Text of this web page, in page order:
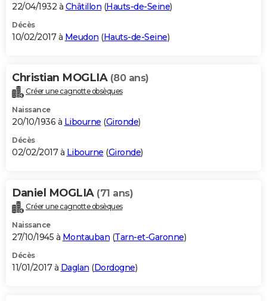
22/04/1932 à Châtillon (Hauts-de-Seine)
Décès
10/02/2017 à Meudon (Hauts-de-Seine)
Christian MOGLIA (80 ans)
Créer une cagnotte obsèques
Naissance
20/10/1936 à Libourne (Gironde)
Décès
02/02/2017 à Libourne (Gironde)
Daniel MOGLIA (71 ans)
Créer une cagnotte obsèques
Naissance
27/10/1945 à Montauban (Tarn-et-Garonne)
Décès
11/01/2017 à Daglan (Dordogne)